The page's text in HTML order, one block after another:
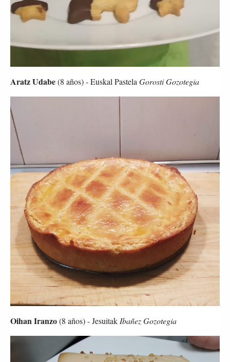
Aratz Udabe (8 años) - Euskal Pastela Gorosti Gozotegia
Oihan Iranzo (8 años) - Jesuitak Ibañez Gozotegia